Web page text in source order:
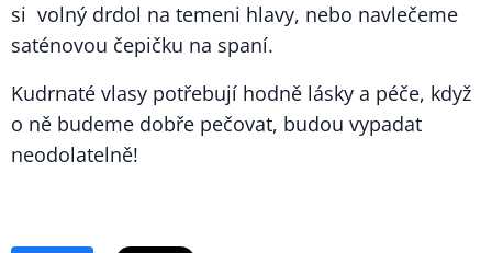
si volný drdol na temeni hlavy, nebo navlečeme
saténovou čepičku na spaní.
Kudrnaté vlasy potřebují hodně lásky a péče, když
o ně budeme dobře pečovat, budou vypadat
neodolatelně! ✨💕